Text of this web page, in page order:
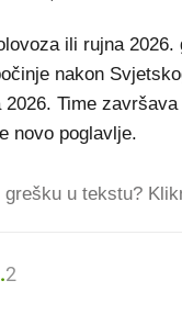
ili rujna 2026.
nakon
Time
novo poglavlje.
u tekstu?
269.211 ČITATELJA